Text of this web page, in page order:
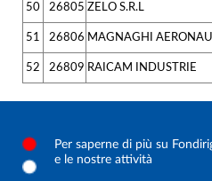
50 26805 ZELO S.R.L
51 26806 MAGNAGHI
52 26809 RAICAM INDUSTRIE
Per saperne di più su
e le nostre attività